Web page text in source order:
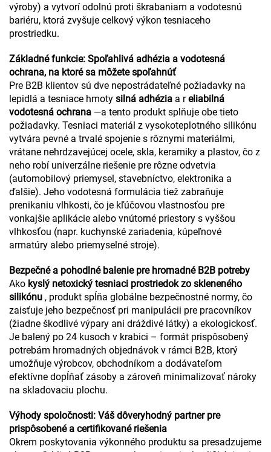
výroby) a vytvorí odolnú proti škrabaniam a vodotesnú
bariéru, ktorá zvyšuje celkový výkon tesniaceho
prostriedku.
Základné funkcie: Spoľahlivá adhézia a vodotesná
ochrana, na ktoré sa môžete spoľahnúť
Pre B2B klientov sú dve nepostrádateľné požiadavky na
lepidlá a tesniace hmoty silná adhézia a reliabilná
vodotesná ochrana —a tento produkt splňuje obe tieto
požiadavky. Tesniaci materiál z vysokoteplotného silikónu
vytvára pevné a trvalé spojenie s rôznymi materiálmi,
vrátane nehrdzavejúcej ocele, skla, keramiky a plastov, čo z
neho robí univerzálne riešenie pre rôzne odvetvia
(automobilový priemysel, stavebníctvo, elektronika a
ďalšie). Jeho vodotesná formulácia tiež zabraňuje
prenikaniu vlhkosti, čo je kľúčovou vlastnosťou pre
vonkajšie aplikácie alebo vnútorné priestory s vyššou
vlhkosťou (napr. kuchynské zariadenia, kúpeľnové
armatúry alebo priemyselné stroje).
Bezpečné a pohodlné balenie pre hromadné B2B potreby
Ako kyslý netoxický tesniaci prostriedok zo skleneného
silikónu , produkt spĺňa globálne bezpečnostné normy, čo
zaisťuje jeho bezpečnosť pri manipulácii pre pracovníkov
(žiadne škodlivé výpary ani dráždivé látky) a ekologickosť.
Je balený po 24 kusoch v krabici – formát prispôsobený
potrebám hromadných objednávok v rámci B2B, ktorý
umožňuje výrobcov, obchodníkom a dodávateľom
efektívne dopĺňať zásoby a zároveň minimalizovať nároky
na skladovaciu plochu.
Výhody spoločnosti: Váš dôveryhodný partner pre
prispôsobené a certifikované riešenia
Okrem poskytovania výkonného produktu sa presadzujeme